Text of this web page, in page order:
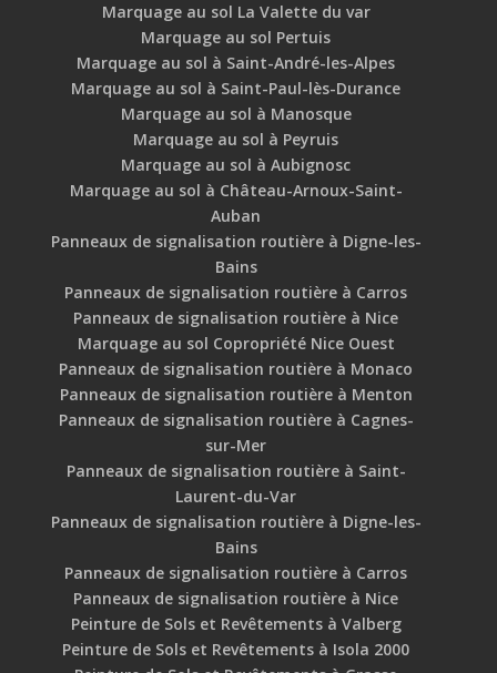
Marquage au sol La Valette du var
Marquage au sol Pertuis
Marquage au sol à Saint-André-les-Alpes
Marquage au sol à Saint-Paul-lès-Durance
Marquage au sol à Manosque
Marquage au sol à Peyruis
Marquage au sol à Aubignosc
Marquage au sol à Château-Arnoux-Saint-
Auban
Panneaux de signalisation routière à Digne-les-
Bains
Panneaux de signalisation routière à Carros
Panneaux de signalisation routière à Nice
Marquage au sol Copropriété Nice Ouest
Panneaux de signalisation routière à Monaco
Panneaux de signalisation routière à Menton
Panneaux de signalisation routière à Cagnes-
sur-Mer
Panneaux de signalisation routière à Saint-
Laurent-du-Var
Panneaux de signalisation routière à Digne-les-
Bains
Panneaux de signalisation routière à Carros
Panneaux de signalisation routière à Nice
Peinture de Sols et Revêtements à Valberg
Peinture de Sols et Revêtements à Isola 2000